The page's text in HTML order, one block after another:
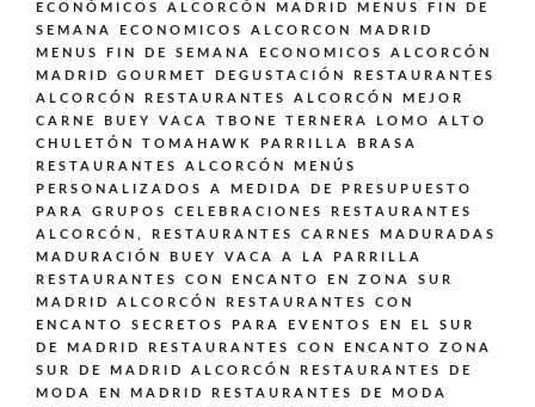
ECONÓMICOS ALCORCÓN MADRID
MENUS FIN DE
SEMANA ECONOMICOS ALCORCON MADRID
MENUS FIN DE SEMANA ECONOMICOS ALCORCÓN
MADRID GOURMET DEGUSTACIÓN
RESTAURANTES
ALCORCÓN
RESTAURANTES ALCORCÓN MEJOR
CARNE BUEY VACA TBONE TERNERA LOMO ALTO
CHULETÓN TOMAHAWK PARRILLA BRASA
RESTAURANTES ALCORCÓN MENÚS
PERSONALIZADOS A MEDIDA DE PRESUPUESTO
PARA GRUPOS CELEBRACIONES
RESTAURANTES
ALCORCÓN,
RESTAURANTES CARNES MADURADAS
MADURACIÓN BUEY VACA A LA PARRILLA
RESTAURANTES CON ENCANTO EN ZONA SUR
MADRID ALCORCÓN
RESTAURANTES CON
ENCANTO SECRETOS PARA EVENTOS EN EL SUR
DE MADRID
RESTAURANTES CON ENCANTO ZONA
SUR DE MADRID ALCORCÓN
RESTAURANTES DE
MODA EN MADRID
RESTAURANTES DE MODA